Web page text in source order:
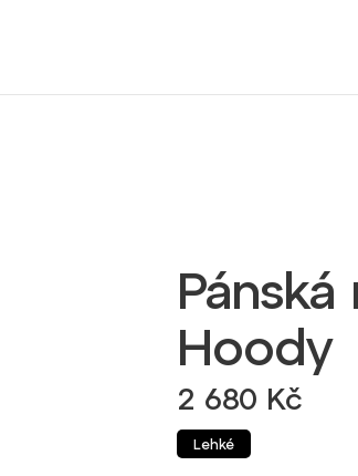
Hoody
2 680 Kč
Lehké